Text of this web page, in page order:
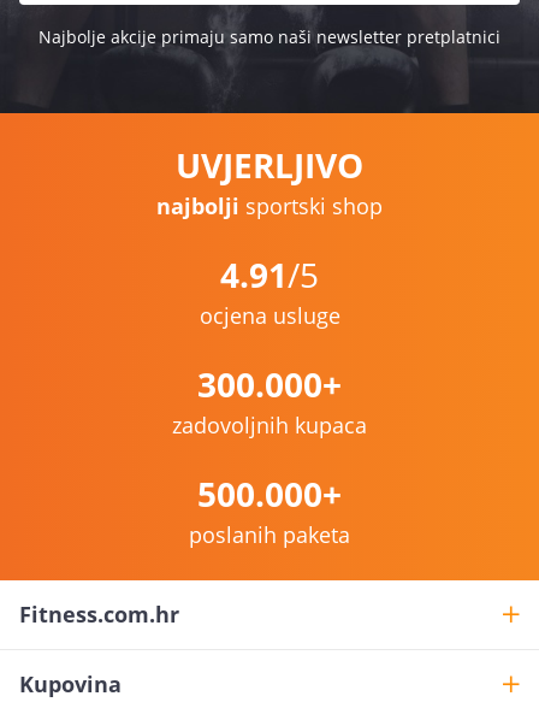
Najbolje akcije primaju samo naši newsletter pretplatnici
UVJERLJIVO
najbolji sportski shop
4.91/5
ocjena usluge
300.000+
zadovoljnih kupaca
500.000+
poslanih paketa
Fitness.com.hr
Kupovina